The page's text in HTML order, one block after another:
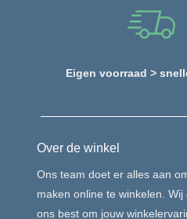
Eigen voorraad >
Over de winkel
Ons team doet er alles aan
maken online te winkelen.
ons best om jouw